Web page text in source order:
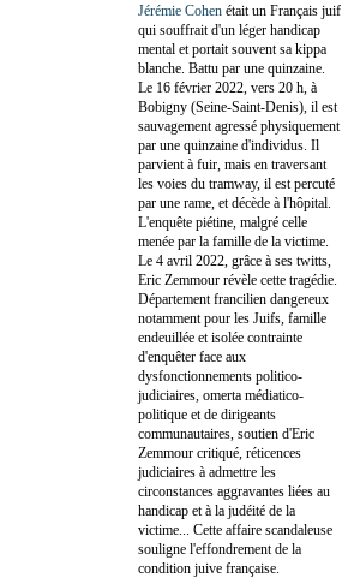
Jérémie Cohen était un Français juif
qui souffrait d'un léger handicap
mental et portait souvent sa kippa
blanche. Battu par une quinzaine.
Le 16 février 2022, vers 20 h, à
Bobigny (Seine-Saint-Denis), il est
sauvagement agressé physiquement
par une quinzaine d'individus. Il
parvient à fuir, mais en traversant
les voies du tramway, il est percuté
par une rame, et décède à l'hôpital.
L'enquête piétine, malgré celle
menée par la famille de la victime.
Le 4 avril 2022, grâce à ses twitts,
Eric Zemmour révèle cette tragédie.
Département francilien dangereux
notamment pour les Juifs, famille
endeuillée et isolée contrainte
d'enquêter face aux
dysfonctionnements politico-
judiciaires, omerta médiatico-
politique et de dirigeants
communautaires, soutien d'Eric
Zemmour critiqué, réticences
judiciaires à admettre les
circonstances aggravantes liées au
handicap et à la judéité de la
victime... Cette affaire scandaleuse
souligne l'effondrement de la
condition juive française.